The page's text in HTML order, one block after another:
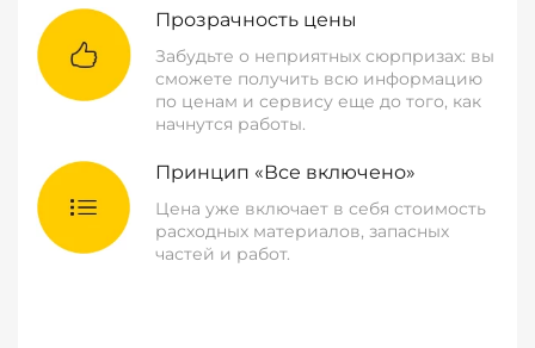
Прозрачность цены
Забудьте о неприятных сюрпризах: вы
сможете получить всю информацию
по ценам и сервису еще до того, как
начнутся работы.
Принцип «Все включено»
Цена уже включает в себя стоимость
расходных материалов, запасных
частей и работ.